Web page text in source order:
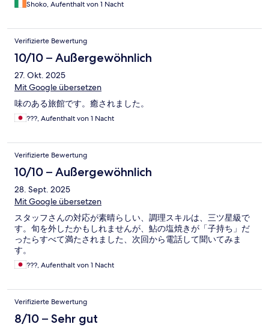
Shoko, Aufenthalt von 1 Nacht
Verifizierte Bewertung
10/10 – Außergewöhnlich
27. Okt. 2025
Mit Google übersetzen
味のある旅館です。癒されました。
???, Aufenthalt von 1 Nacht
Verifizierte Bewertung
10/10 – Außergewöhnlich
28. Sept. 2025
Mit Google übersetzen
スタッフさんの対応が素晴らしい、調理スキルは、三ツ星級で
す。旬を外したかもしれませんが、鮎の塩焼きが「子持ち」だ
ったらすべて満たされました、次回から電話して聞いてみま
す。
???, Aufenthalt von 1 Nacht
Verifizierte Bewertung
8/10 – Sehr gut